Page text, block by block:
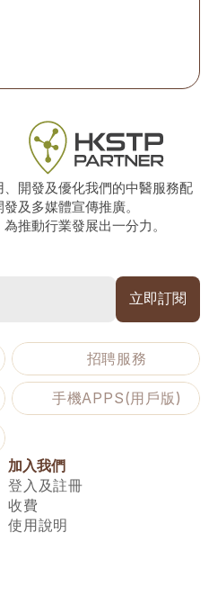
開發及優化我們的中醫服務配
及多媒體宣傳推廣。
推動行業發展出一分力。
招聘服務
手機APPS(用戶版)
加入我們
登入及註冊
收費
使用說明